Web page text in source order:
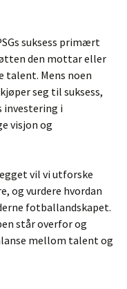
suksess primært
den mottar eller
talent. Mens noen
seg til suksess,
investering i
visjon og
vil vi utforske
og vurdere hvordan
fotballandskapet.
står overfor og
mellom talent og